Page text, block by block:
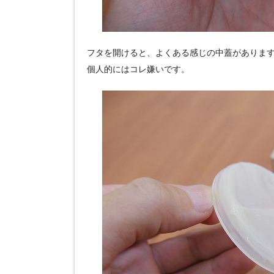
フタを開けると、よくある感じの中蓋がありま
個人的にはコレ嫌いです。